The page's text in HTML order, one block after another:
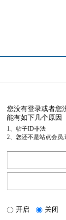
您没有登录或者您
能有如下几个原因
1、帖子ID非法
2、您还不是站点会员
开启 关闭